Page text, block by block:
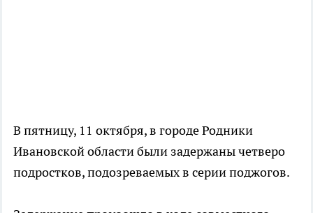
В пятницу, 11 октября, в городе Родники
Ивановской области были задержаны четверо
подростков, подозреваемых в серии поджогов.